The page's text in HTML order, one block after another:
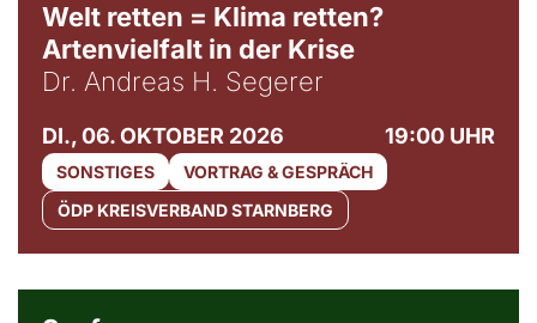
Welt retten = Klima retten?
Artenvielfalt in der Krise
Dr. Andreas H. Segerer
DI., 06. OKTOBER 2026 19:00 UHR
SONSTIGES
VORTRAG & GESPRÄCH
ÖDP KREISVERBAND STARNBERG